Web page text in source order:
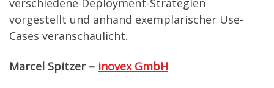
verschiedene Deployment-Strategien
vorgestellt und anhand exemplarischer Use-
Cases veranschaulicht.
Marcel Spitzer – inovex GmbH